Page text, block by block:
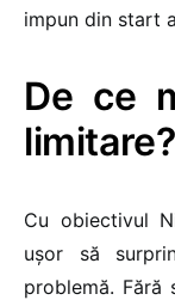
impun din start
De ce
limitare?
Cu obiectivul
ușor să
problemă. Fără